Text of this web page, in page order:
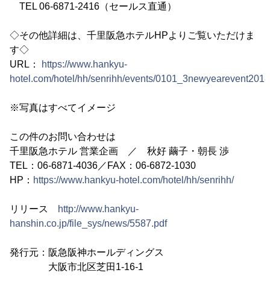
TEL 06-6871-2416（セールス直通）
◇その他詳細は、千里阪急ホテルHPよりご覧いただけま
す◇
URL：
https://www.hankyu-
hotel.com/hotel/hh/senrihh/events/0101_3newyearevent2018
※写真はすべてイメージ
この件のお問い合わせは
千里阪急ホテル 営業企画 ／ 秋好 繭子・朝長 渉
TEL：06-6871-4036／FAX：06-6872-1030
HP： https://www.hankyu-hotel.com/hotel/hh/senrihh/
リリース
http://www.hankyu-
hanshin.co.jp/file_sys/news/5587.pdf
発行元：阪急阪神ホールディングス
大阪市北区芝田1-16-1